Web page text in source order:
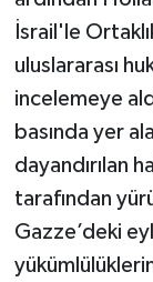
İsrail'le
uluslararası
incelemeye
basında yer
dayandırılan
tarafından
Gazze’deki